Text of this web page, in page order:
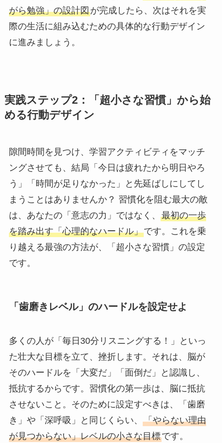
がら勉強」の設計図が完成したら、次はそれを実
際の生活に組み込むための具体的な行動デザイン
に進みましょう。
実践ステップ2：「超小さな習慣」から始
める行動デザイン
隙間時間を見つけ、学習アクティビティをマッチ
ングさせても、結局「今日は疲れたから明日やろ
う」「時間が足りなかった」と先延ばしにしてし
まうことはありませんか？ 習慣化を阻む最大の敵
は、あなたの「意志の力」ではなく、 最初の一歩
を踏み出す「心理的なハードル」です。これを乗
り越える最強の方法が、「超小さな習慣」の設定
です。
「歯磨きレベル」のハードルを設定せよ
多くの人が「毎日30分リスニングする！」といっ
た壮大な目標を立て、挫折します。それは、脳が
そのハードルを「大変だ」「面倒だ」と認識し、
抵抗するからです。習慣化の第一歩は、脳に抵抗
させないこと。そのために設定すべきは、「歯磨
き」や「深呼吸」と同じくらい、 「やらない理由
が見つからない」レベルの小さな目標です。